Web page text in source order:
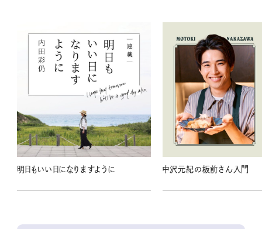
明日もいい日になりますように 中沢元紀の板前さん入門